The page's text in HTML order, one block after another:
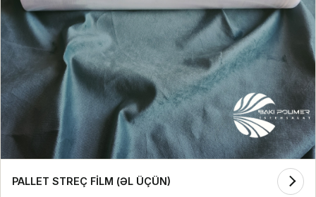
PALLET STREÇ FİLM (ƏL ÜÇÜN)